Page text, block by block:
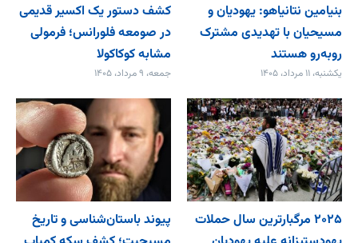
بنیامین نتانیاهو: یهودیان و
مسیحیان با تهدیدی مشترک
روبه‌رو هستند
یکشنبه، ۱۱ مرداد، ۱۴۰۵
کشف دستور یک اکسیر قدیمی
در صومعه فلورانس؛ فرمولی
مشابه کوکاکولا
جمعه، ۹ مرداد، ۱۴۰۵
۲۰۲۵ مرگبارترین سال حملات
پیوند باستان‌شناسی و تاریخ